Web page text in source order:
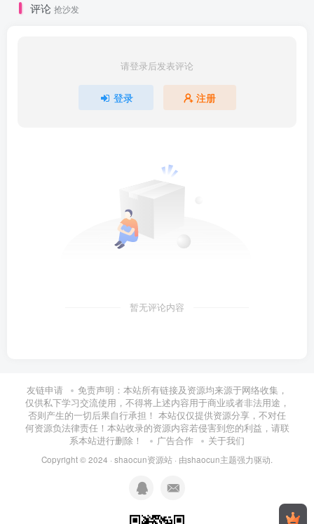
评论 抢沙发
请登录后发表评论
登录 注册
暂无评论内容
友链申请
免责声明：本站所有链接及资源均来源于网络收集，
仅供私下学习交流使用，不得将上述内容用于商业或者非法用途，
否则产生的一切后果自行承担！ 本站仅仅提供资源分享，不对任
何资源负法律责任！本站收录的资源内容若侵害到您的利益，请联
系本站进行删除！
广告合作 关于我们
Copyright © 2024 · shaocun资源站 · 由shaocun主题强力驱动.